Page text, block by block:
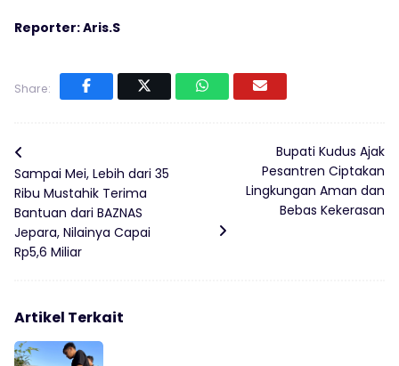
Reporter: Aris.S
Share:
Sampai Mei, Lebih dari 35
Ribu Mustahik Terima
Bantuan dari BAZNAS
Jepara, Nilainya Capai
Rp5,6 Miliar
Bupati Kudus Ajak
Pesantren Ciptakan
Lingkungan Aman dan
Bebas Kekerasan
Artikel Terkait